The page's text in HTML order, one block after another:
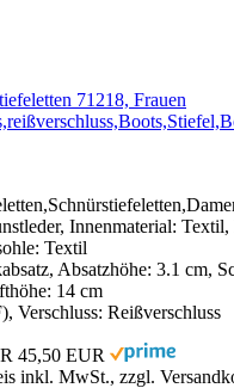
71218, Frauen
Innenmaterial:
Textil
Absatzhöhe: 3.1 cm,
14 cm
Verschluss: Reißverschluss
45,50 EUR
inkl. MwSt., zzgl.